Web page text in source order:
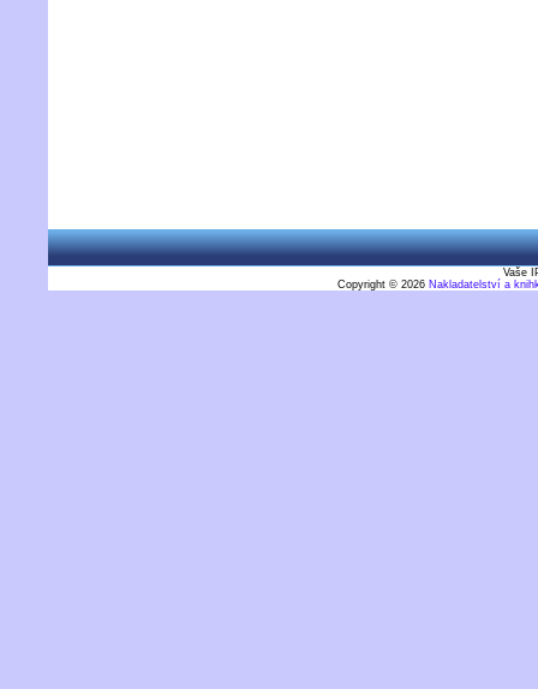
Vaše
Copyright © 2026 Nakladatelství a